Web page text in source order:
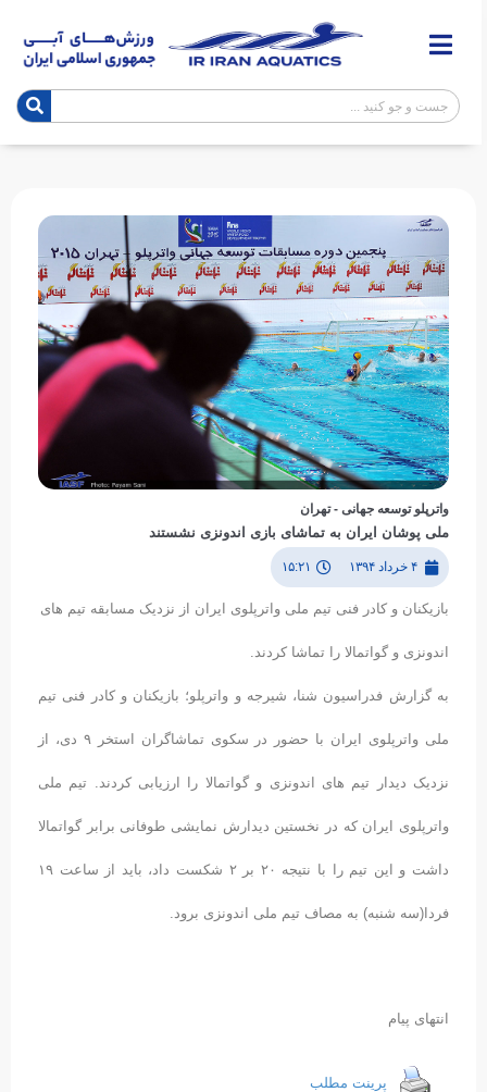
واترپلو توسعه جهانی - تهران
ملی پوشان ایران به تماشای بازی اندونزی نشستند
۴ خرداد ۱۳۹۴ ۱۵:۲۱
بازیکنان و کادر فنی تیم ملی واترپلوی ایران از نزدیک مسابقه تیم های
اندونزی و گواتمالا را تماشا کردند.
به گزارش فدراسیون شنا، شیرجه و واترپلو؛ بازیکنان و کادر فنی تیم
ملی واترپلوی ایران با حضور در سکوی تماشاگران استخر ۹ دی، از
نزدیک دیدار تیم های اندونزی و گواتمالا را ارزیابی کردند. تیم ملی
واترپلوی ایران که در نخستین دیدارش نمایشی طوفانی برابر گواتمالا
داشت و این تیم را با نتیجه ۲۰ بر ۲ شکست داد، باید از ساعت ۱۹
فردا(سه شنبه) به مصاف تیم ملی اندونزی برود.
انتهای پیام
پرینت مطلب